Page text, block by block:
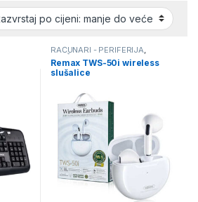
RAČUNARI - PERIFERIJA,
SLUŠALICE
Remax TWS-50i wireless
slušalice